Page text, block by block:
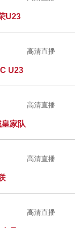
U23
U23
高清直播
家队
高清直播
高清直播
高清直播